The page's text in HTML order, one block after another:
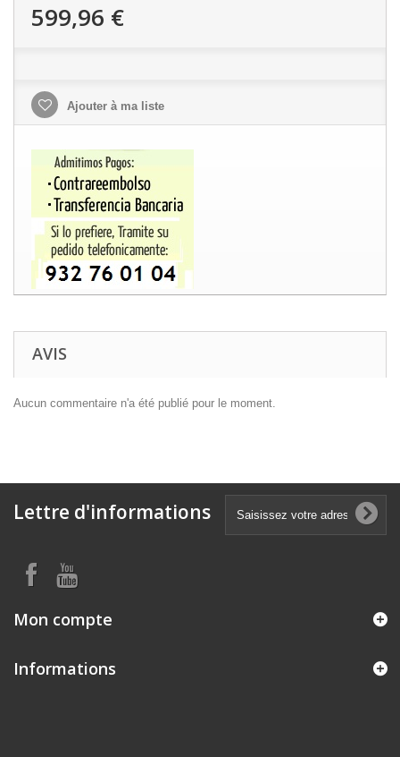
599,96 €
Ajouter à ma liste
AVIS
Aucun commentaire n'a été publié pour le moment.
Lettre d'informations
Mon compte
Informations